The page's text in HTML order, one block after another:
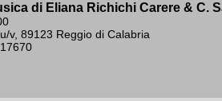
di Eliana Richichi Carere & C.
v, 89123 Reggio di Calabria